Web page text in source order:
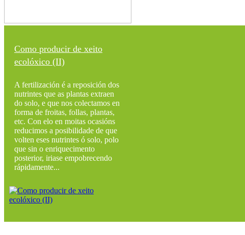
Como producir de xeito
ecolóxico (II)
A fertilización é a reposición dos
nutrintes que as plantas extraen
do solo, e que nos colectamos en
forma de froitas, follas, plantas,
etc. Con elo en moitas ocasións
reducimos a posibilidade de que
volten eses nutrintes ó solo, polo
que sin o enriquecimento
posterior, iriase empobrecendo
rápidamente...